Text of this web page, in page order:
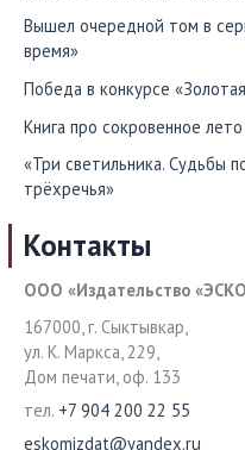
Вышел очередной том в
время»
Победа в конкурсе
Книга про сокровенное лето
«Три светильника. Судьбы
трёхречья»
Контакты
ООО «Издательство
167000, г. Сыктывкар,
ул. К. Маркса, 229,
Дом печати, оф. 133
тел. +7 904 200 22 55
eskomizdat@yandex.ru